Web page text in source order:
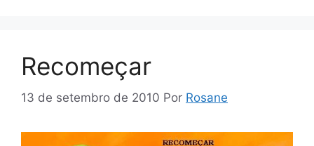
Recomeçar
13 de setembro de 2010 Por Rosane